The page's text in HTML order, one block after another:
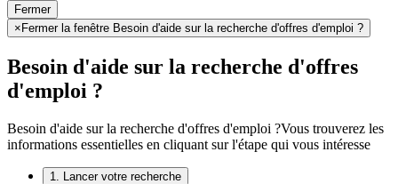
Fermer
×Fermer la fenêtre Besoin d'aide sur la recherche d'offres d'emploi ?
Besoin d'aide sur la recherche d'offres
d'emploi ?
Besoin d'aide sur la recherche d'offres d'emploi ?Vous trouverez les
informations essentielles en cliquant sur l'étape qui vous intéresse
1. Lancer votre recherche